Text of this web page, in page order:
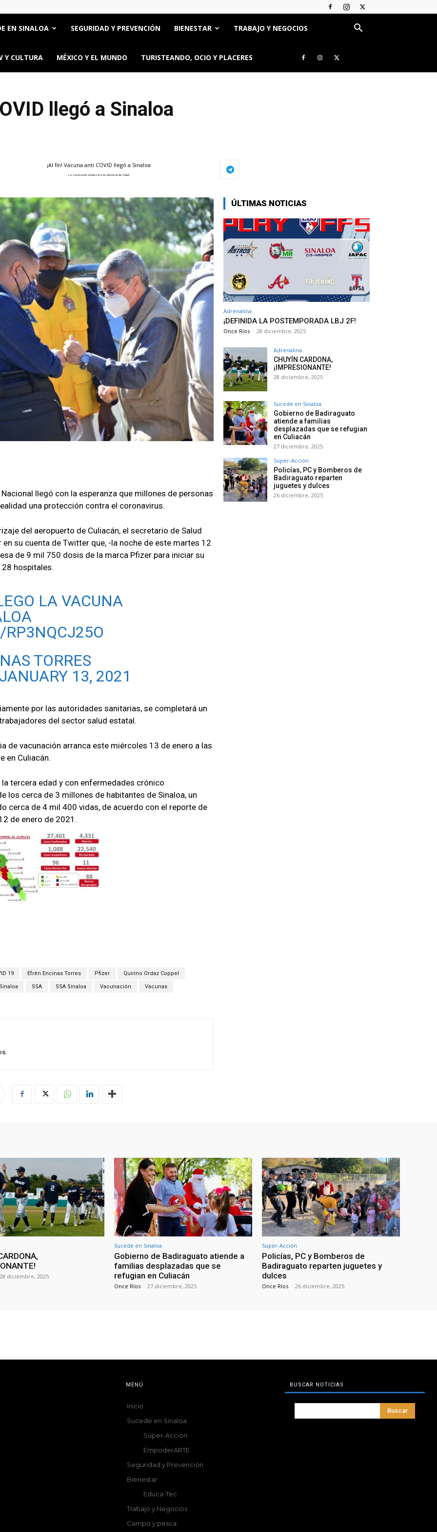
EN SINALOA SEGURIDAD Y PREVENCIÓN BIENESTAR TRABAJO Y NEGOCIOS
Y CULTURA MÉXICO Y EL MUNDO TURISTEANDO, OCIO Y PLACERES
llegó a Sinaloa
¡Al fin! Vacuna anti COVID llegó a Sinaloa
La vacunación empezará en personal de Salud
llegó con la esperanza que millones de personas
una protección contra el coronavirus.
del aeropuerto de Culiacán, el secretario de Salud
su cuenta de Twitter que, -la noche de este martes 12
de 9 mil 750 dosis de la marca Pfizer para iniciar su
hospitales.
LA VACUNA
RP3NQCJ25O
TORRES
JANUARY 13, 2021
por las autoridades sanitarias, se completará un
del sector salud estatal.
de vacunación arranca este miércoles 13 de enero a las
en Culiacán.
tercera edad y con enfermedades crónico
los cerca de 3 millones de habitantes de Sinaloa, un
cerca de 4 mil 400 vidas, de acuerdo con el reporte de
de enero de 2021.
19 Efrén Encinas Torres Pfizer Quirino Ordaz Coppel
Sinaloa SSA SSA Sinaloa Vacunación Vacunas
ÚLTIMAS NOTICIAS
Adrenalina
¡DEFINIDA LA POSTEMPORADA LBJ 2F!
Once Ríos - 28 diciembre, 2025
Adrenalina
CHUYÍN CARDONA,
¡IMPRESIONANTE!
28 diciembre, 2025
Sucede en Sinaloa
Gobierno de Badiraguato
atiende a familias
desplazadas que se refugian
en Culiacán
27 diciembre, 2025
Súper-Acción
Policías, PC y Bomberos de
Badiraguato reparten
juguetes y dulces
26 diciembre, 2025
28 diciembre, 2025
Sucede en Sinaloa
Gobierno de Badiraguato atiende a
familias desplazadas que se
refugian en Culiacán
Once Ríos - 27 diciembre, 2025
Súper-Acción
Policías, PC y Bomberos de
Badiraguato reparten juguetes y
dulces
Once Ríos - 26 diciembre, 2025
MENÚ
Inicio
Sucede en Sinaloa
Súper-Acción
EmpoderARTE
Seguridad y Prevención
Bienestar
Educa-Tec
Trabajo y Negocios
Campo y pesca
BUSCAR NOTICIAS
Buscar